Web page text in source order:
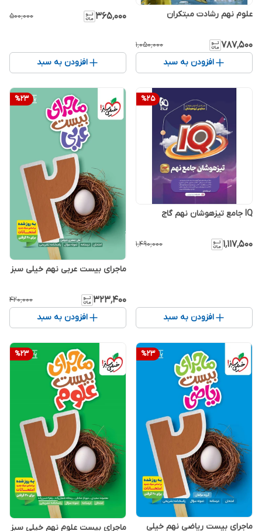
علوم نهم رشادت مبتکران
۷۸۷٬۵۰۰ ۱٬۰۵۰٬۰۰۰
افزودن به سبد
۳۶۵٬۰۰۰ ۵۰۰٬۰۰۰
افزودن به سبد
%25
IQ جامع تیزهوشان نهم گاج
۱٬۱۱۷٬۵۰۰ ۱٬۴۹۰٬۰۰۰
افزودن به سبد
%23
ماجرای بیست عربی نهم خیلی سبز
۳۲۳٬۴۰۰ ۴۲۰٬۰۰۰
افزودن به سبد
%23
ماجرای بیست ریاضی نهم خیلی
%23
ماجرای بیست علوم نهم خیلی سبز